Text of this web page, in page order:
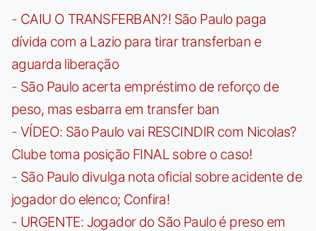
- CAIU O TRANSFERBAN?! São Paulo paga
dívida com a Lazio para tirar transferban e
aguarda liberação
- São Paulo acerta empréstimo de reforço de
peso, mas esbarra em transfer ban
- VÍDEO: São Paulo vai RESCINDIR com Nicolas?
Clube toma posição FINAL sobre o caso!
- São Paulo divulga nota oficial sobre acidente de
jogador do elenco; Confira!
- URGENTE: Jogador do São Paulo é preso em